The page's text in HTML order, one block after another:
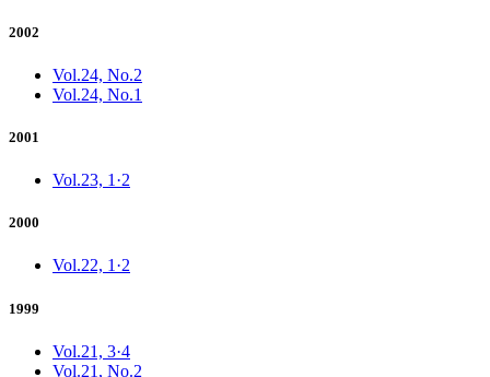
2002
Vol.24, No.2
Vol.24, No.1
2001
Vol.23, 1·2
2000
Vol.22, 1·2
1999
Vol.21, 3·4
Vol.21, No.2